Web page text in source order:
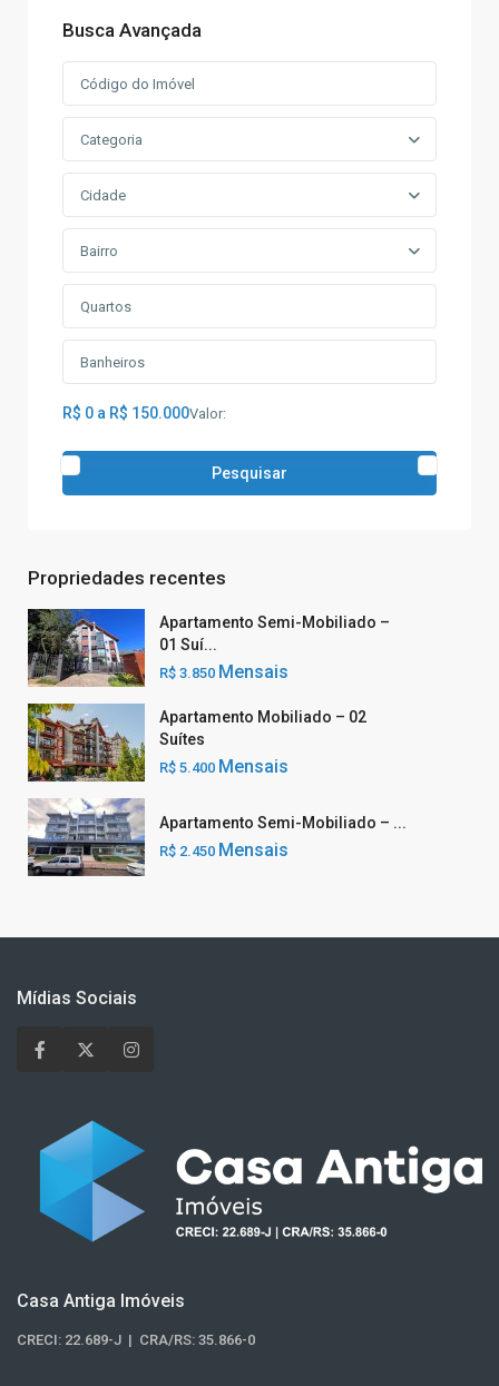
Busca Avançada
Categoria
Cidade
Bairro
Valor:
R$ 0 a R$ 150.000
Pesquisar
Propriedades recentes
Apartamento Semi-Mobiliado –
01 Suí...
R$ 3.850 Mensais
Apartamento Mobiliado – 02
Suítes
R$ 5.400 Mensais
Apartamento Semi-Mobiliado – ...
R$ 2.450 Mensais
Mídias Sociais
Casa Antiga Imóveis
CRECI: 22.689-J | CRA/RS: 35.866-0